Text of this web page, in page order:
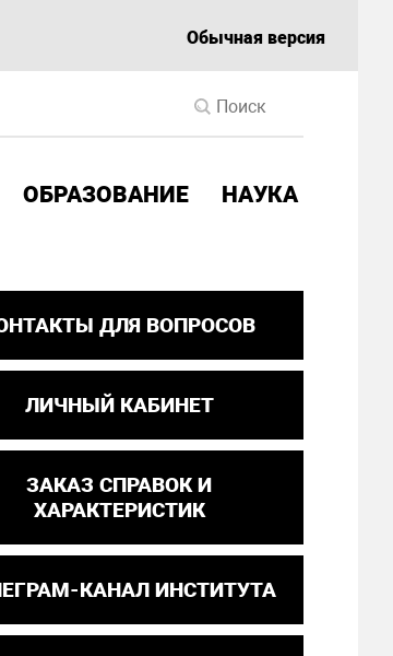
Обычная версия
ОБРАЗОВАНИЕ НАУКА
ДЛЯ ВОПРОСОВ
ЛИЧНЫЙ КАБИНЕТ
ЗАКАЗ СПРАВОК И
ХАРАКТЕРИСТИК
КАНАЛ ИНСТИТУТА